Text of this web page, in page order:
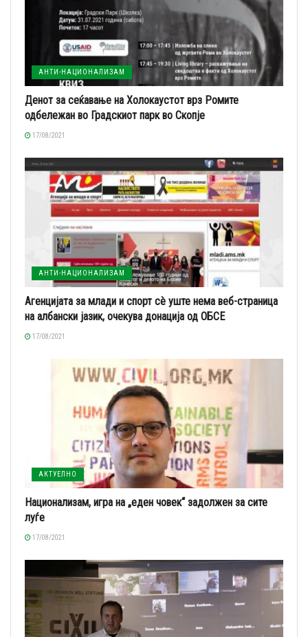
АНТИ-НАЦИОНАЛИЗАМ
Денот за сеќавање на Холокаустот врз Ромите
одбележан во Градскиот парк во Скопје
17/08/2021
АНТИ-НАЦИОНАЛИЗАМ
Агенцијата за млади и спорт сè уште нема веб-страница
на албански јазик, очекува донација од ОБСЕ
17/08/2021
АКТУЕЛНО
Национализам, игра на „еден човек“ задолжен за сите
луѓе
17/08/2021